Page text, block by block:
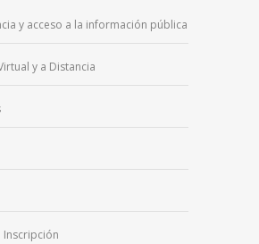
y acceso a la información pública
y a Distancia
Inscripción